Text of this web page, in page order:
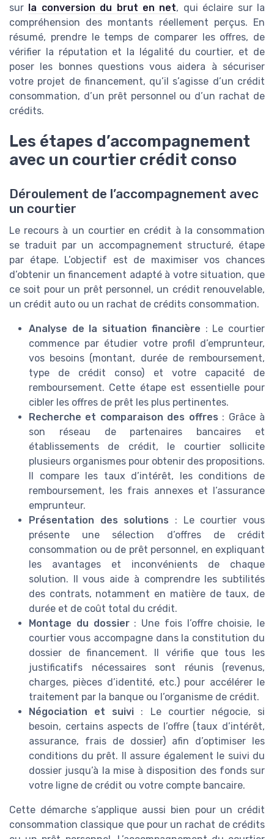
sur la conversion du brut en net, qui éclaire sur la
compréhension des montants réellement perçus. En
résumé, prendre le temps de comparer les offres, de
vérifier la réputation et la légalité du courtier, et de
poser les bonnes questions vous aidera à sécuriser
votre projet de financement, qu’il s’agisse d’un crédit
consommation, d’un prêt personnel ou d’un rachat de
crédits.
Les étapes d’accompagnement
avec un courtier crédit conso
Déroulement de l’accompagnement avec
un courtier
Le recours à un courtier en crédit à la consommation
se traduit par un accompagnement structuré, étape
par étape. L’objectif est de maximiser vos chances
d’obtenir un financement adapté à votre situation, que
ce soit pour un prêt personnel, un crédit renouvelable,
un crédit auto ou un rachat de crédits consommation.
Analyse de la situation financière : Le courtier
commence par étudier votre profil d’emprunteur,
vos besoins (montant, durée de remboursement,
type de crédit conso) et votre capacité de
remboursement. Cette étape est essentielle pour
cibler les offres de prêt les plus pertinentes.
Recherche et comparaison des offres : Grâce à
son réseau de partenaires bancaires et
établissements de crédit, le courtier sollicite
plusieurs organismes pour obtenir des propositions.
Il compare les taux d’intérêt, les conditions de
remboursement, les frais annexes et l’assurance
emprunteur.
Présentation des solutions : Le courtier vous
présente une sélection d’offres de crédit
consommation ou de prêt personnel, en expliquant
les avantages et inconvénients de chaque
solution. Il vous aide à comprendre les subtilités
des contrats, notamment en matière de taux, de
durée et de coût total du crédit.
Montage du dossier: Une fois l’offre choisie, le
courtier vous accompagne dans la constitution du
dossier de financement. Il vérifie que tous les
justificatifs nécessaires sont réunis (revenus,
charges, pièces d’identité, etc.) pour accélérer le
traitement par la banque ou l’organisme de crédit.
Négociation et suivi : Le courtier négocie, si
besoin, certains aspects de l’offre (taux d’intérêt,
assurance, frais de dossier) afin d’optimiser les
conditions du prêt. Il assure également le suivi du
dossier jusqu’à la mise à disposition des fonds sur
votre ligne de crédit ou votre compte bancaire.
Cette démarche s’applique aussi bien pour un crédit
consommation classique que pour un rachat de crédits